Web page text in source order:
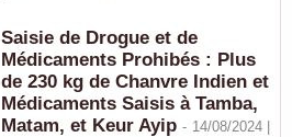
Saisie de Drogue et de
Médicaments Prohibés : Plus
de 230 kg de Chanvre Indien et
Médicaments Saisis à Tamba,
Matam, et Keur Ayip - 14/08/2024 |